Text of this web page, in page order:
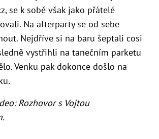
se k sobě však jako přátelé
Na afterparty se od sebe
Nejdříve si na baru šeptali cosi
vystřihli na tanečním parketu
Venku pak dokonce došlo na
Rozhovor s Vojtou